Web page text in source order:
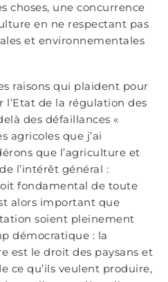
choses, une concurrence
en ne respectant pas
et environnementales
raisons qui plaident pour
l’Etat de la régulation des
des défaillances «
agricoles que j’ai
que l’agriculture et
l’intérêt général :
fondamental de toute
alors important que
soient pleinement
démocratique : la
est le droit des paysans et
ce qu’ils veulent produire,